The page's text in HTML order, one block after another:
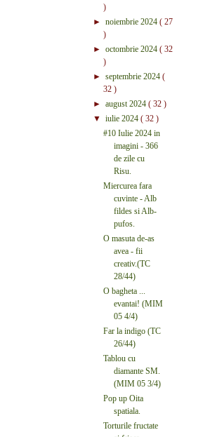
)
► noiembrie 2024 ( 27
)
► octombrie 2024 ( 32
)
► septembrie 2024 (
32 )
► august 2024 ( 32 )
▼ iulie 2024 ( 32 )
#10 Iulie 2024 in
imagini - 366
de zile cu
Risu.
Miercurea fara
cuvinte - Alb
fildes si Alb-
pufos.
O masuta de-as
avea - fii
creativ.(TC
28/44)
O bagheta ...
evantai! (MIM
05 4/4)
Far la indigo (TC
26/44)
Tablou cu
diamante SM.
(MIM 05 3/4)
Pop up Oita
spatiala.
Torturile fructate